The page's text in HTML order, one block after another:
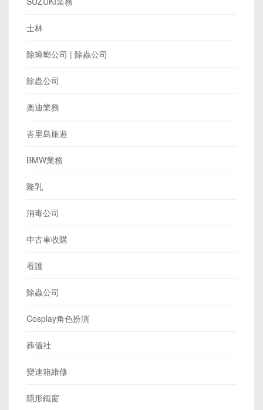
士林
除蟑螂公司 | 除蟲公司
除蟲公司
奧迪業務
峇里島旅遊
BMW業務
隆乳
消毒公司
中古車收購
看護
除蟲公司
Cosplay角色扮演
葬儀社
變速箱維修
隱形鐵窗